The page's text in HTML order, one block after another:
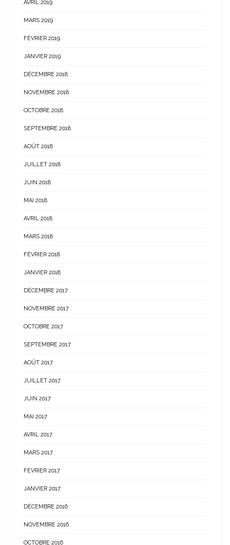
AVRIL 2019
MARS 2019
FÉVRIER 2019
JANVIER 2019
DÉCEMBRE 2018
NOVEMBRE 2018
OCTOBRE 2018
SEPTEMBRE 2018
AOÛT 2018
JUILLET 2018
JUIN 2018
MAI 2018
AVRIL 2018
MARS 2018
FÉVRIER 2018
JANVIER 2018
DÉCEMBRE 2017
NOVEMBRE 2017
OCTOBRE 2017
SEPTEMBRE 2017
AOÛT 2017
JUILLET 2017
JUIN 2017
MAI 2017
AVRIL 2017
MARS 2017
FÉVRIER 2017
JANVIER 2017
DÉCEMBRE 2016
NOVEMBRE 2016
OCTOBRE 2016